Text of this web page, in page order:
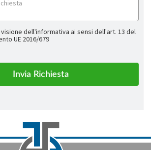
dell'informativa ai sensi dell'art. 13 del
UE 2016/679